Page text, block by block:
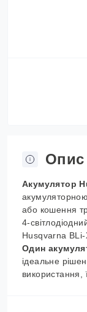
Опис
Акумулятор
або кошення
4-
Husqvarna BLi-
Один
ідеальне
використання,